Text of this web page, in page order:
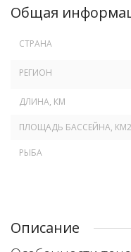
Общая
СТРАНА
РЕГИОН
ДЛИНА, КМ
ПЛОЩАДЬ БАССЕЙНА, КМ2
РЫБА
Описание